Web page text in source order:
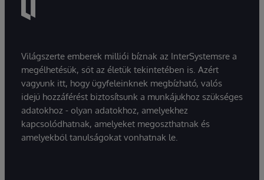
Világszerte emberek milliói bíznak az InterSystemsre a
megélhetésük, sőt az életük tekintetében is. Azért
vagyunk itt, hogy ügyfeleinknek megbízható, valós
idejű hozzáférést biztosítsunk a munkájukhoz szükséges
adatokhoz - olyan adatokhoz, amelyekhez
kapcsolódhatnak, amelyeket megoszthatnak és
amelyekből tanulságokat vonhatnak le.